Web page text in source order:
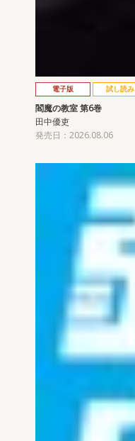
電子版 試し読み
閻魔の教室 第6巻
田中優吏
発売日：2026.08.06